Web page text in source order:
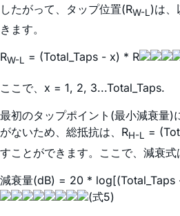
したがって、タップ位置(RW-L)は、
きます。
RW-L = (Total_Taps - x) * R
ここで、x = 1, 2, 3...Total_Taps.
最初のタップポイント(最小減衰量)
がないため、総抵抗は、RH-L =
すことができます。ここで、減衰式
減衰量(dB) = 20 * log[(Total_Taps
(式5)